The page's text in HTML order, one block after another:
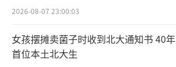
2026-08-07 23:00:03
女孩摆摊卖菌子时收到北大通知书 40年
首位本土北大生